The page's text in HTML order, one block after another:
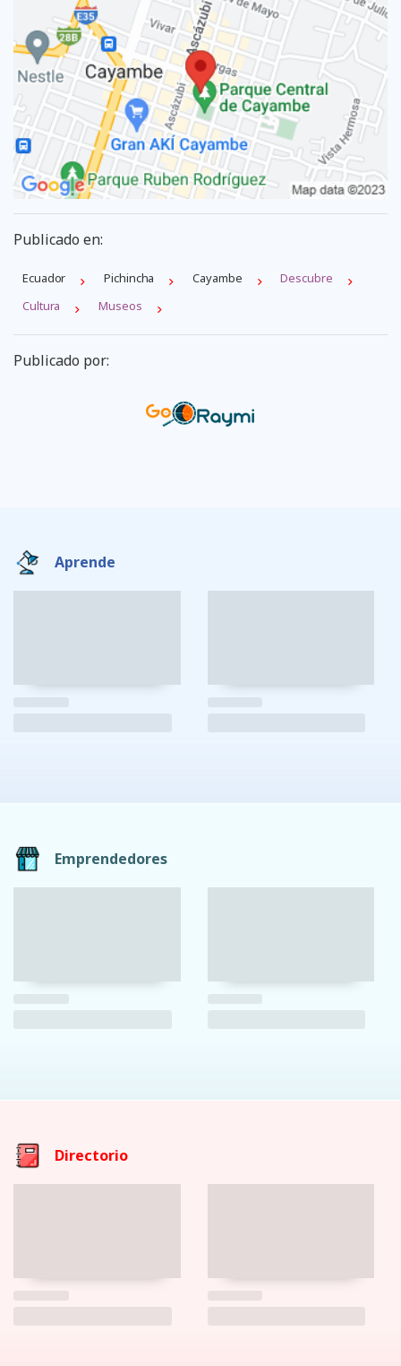
Publicado en:
Ecuador Pichincha Cayambe
Descubre
Cultura
Museos
Publicado por:
Aprende
Emprendedores
Directorio